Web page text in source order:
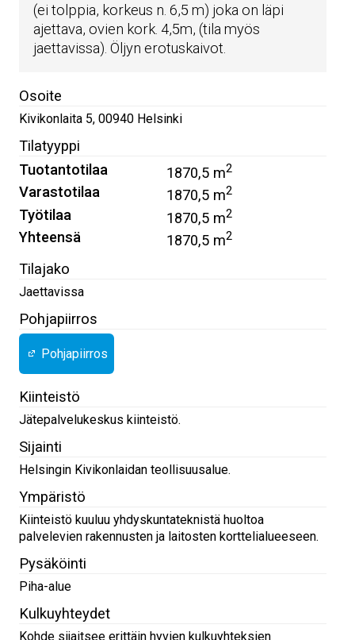
(ei tolppia, korkeus n. 6,5 m) joka on läpi
ajettava, ovien kork. 4,5m, (tila myös
jaettavissa). Öljyn erotuskaivot.
Osoite
Kivikonlaita 5, 00940 Helsinki
Tilatyyppi
Tuotantotilaa
1870,5 m2
Varastotilaa 1870,5 m2
Työtilaa 1870,5 m2
Yhteensä 1870,5 m2
Tilajako
Jaettavissa
Pohjapiirros
Pohjapiirros
Kiinteistö
Jätepalvelukeskus kiinteistö.
Sijainti
Helsingin Kivikonlaidan teollisuusalue.
Ympäristö
Kiinteistö kuuluu yhdyskuntateknistä huoltoa
palvelevien rakennusten ja laitosten korttelialueeseen.
Pysäköinti
Piha-alue
Kulkuyhteydet
Kohde sijaitsee erittäin hyvien kulkuyhteksien